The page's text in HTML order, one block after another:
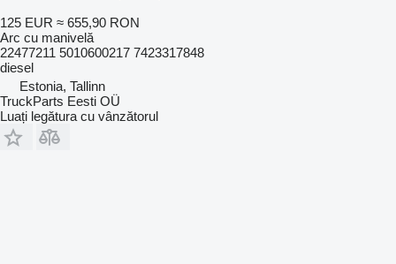
125 EUR ≈ 655,90 RON
Arc cu manivelă
22477211 5010600217 7423317848
diesel
Estonia, Tallinn
TruckParts Eesti OÜ
Luați legătura cu vânzătorul